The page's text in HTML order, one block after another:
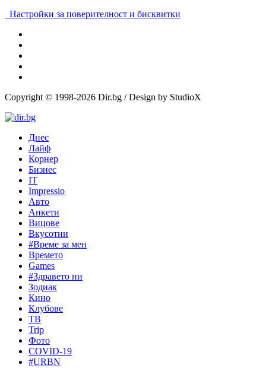
Настройки за поверителност и бисквитки
Copyright © 1998-2026 Dir.bg / Design by StudioX
Днес
Лайф
Корнер
Бизнес
IT
Impressio
Авто
Анкети
Вицове
Вкусотии
#Време за мен
Времето
Games
#Здравето ни
Зодиак
Кино
Клубове
ТВ
Trip
Фото
COVID-19
#URBN